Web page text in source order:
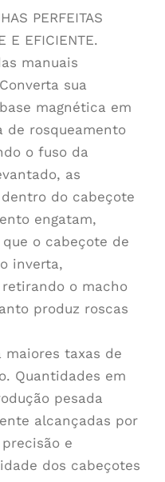
PERFEITAS
E EFICIENTE.
manuais
sua
magnética em
de rosqueamento
o fuso da
as
do cabeçote
engatam,
o cabeçote de
inverta,
o macho
produz roscas
maiores taxas de
Quantidades em
pesada
alcançadas por
e
dos cabeçotes